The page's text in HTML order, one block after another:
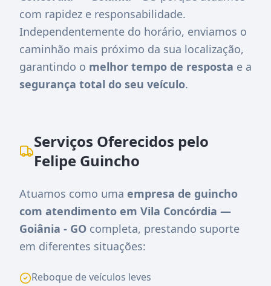
com rapidez e responsabilidade.
Independentemente do horário, enviamos o
caminhão mais próximo da sua localização,
garantindo o melhor tempo de resposta e a
segurança total do seu veículo.
Serviços Oferecidos pelo
Felipe Guincho
Atuamos como uma empresa de guincho
com atendimento em Vila Concórdia —
Goiânia - GO completa, prestando suporte
em diferentes situações:
Reboque de veículos leves